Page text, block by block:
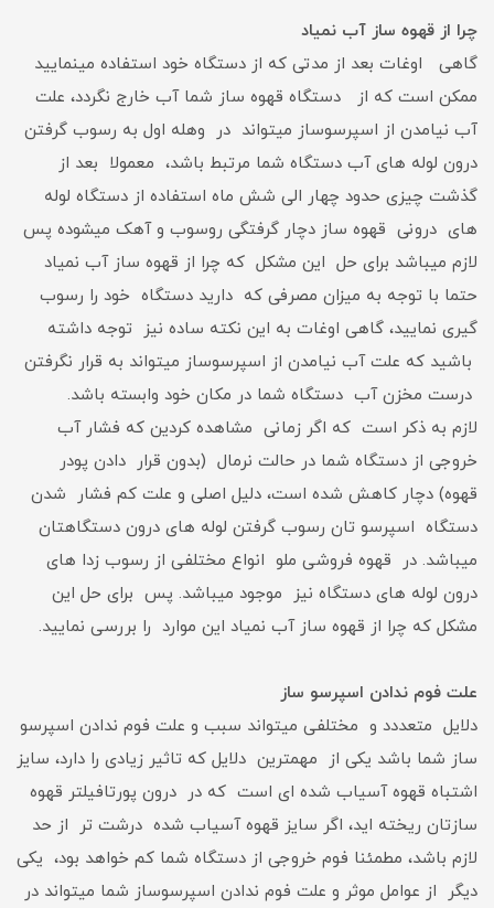
چرا از قهوه ساز آب نمیاد
گاهی اوغات بعد از مدتی که از دستگاه خود استفاده مینمایید
ممکن است که از دستگاه قهوه ساز شما آب خارج نگردد، علت
آب نیامدن از اسپرسوساز میتواند در وهله اول به رسوب گرفتن
درون لوله های آب دستگاه شما مرتبط باشد، معمولا بعد از
گذشت چیزی حدود چهار الی شش ماه استفاده از دستگاه لوله
های درونی قهوه ساز دچار گرفتگی روسوب و آهک میشوده پس
لازم میباشد برای حل این مشکل که چرا از قهوه ساز آب نمیاد
حتما با توجه به میزان مصرفی که دارید دستگاه خود را رسوب
گیری نمایید، گاهی اوغات به این نکته ساده نیز توجه داشته
باشید که علت آب نیامدن از اسپرسوساز میتواند به قرار نگرفتن
درست مخزن آب دستگاه شما در مکان خود وابسته باشد.
لازم به ذکر است که اگر زمانی مشاهده کردین که فشار آب
خروجی از دستگاه شما در حالت نرمال (بدون قرار دادن پودر
قهوه) دچار کاهش شده است، دلیل اصلی و علت کم فشار شدن
دستگاه اسپرسو تان رسوب گرفتن لوله های درون دستگاهتان
میباشد. در قهوه فروشی ملو انواع مختلفی از رسوب زدا های
درون لوله های دستگاه نیز موجود میباشد. پس برای حل این
مشکل که چرا از قهوه ساز آب نمیاد این موارد را بررسی نمایید.
علت فوم ندادن اسپرسو ساز
دلایل متعددد و مختلفی میتواند سبب و علت فوم ندادن اسپرسو
ساز شما باشد یکی از مهمترین دلایل که تاثیر زیادی را دارد، سایز
اشتباه قهوه آسیاب شده ای است که در درون پورتافیلتر قهوه
سازتان ریخته اید، اگر سایز قهوه آسیاب شده درشت تر از حد
لازم باشد، مطمئنا فوم خروجی از دستگاه شما کم خواهد بود، یکی
دیگر از عوامل موثر و علت فوم ندادن اسپرسوساز شما میتواند در